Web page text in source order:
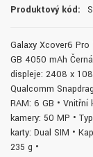
Produktový kód:
Galaxy Xcover6
GB 4050 mAh
displeje: 2408 x
Qualcomm
RAM: 6 GB •
kamery: 50 MP •
karty: Dual SIM •
235 g •